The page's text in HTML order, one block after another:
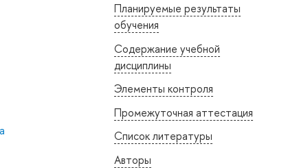
Планируемые результаты
обучения
Содержание учебной
дисциплины
Элементы контроля
Промежуточная аттестация
Список литературы
Авторы